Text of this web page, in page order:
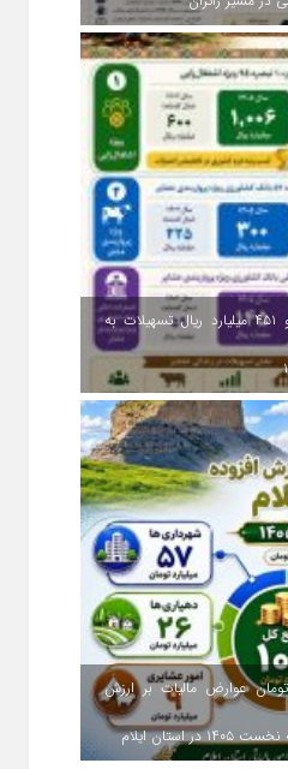
اختصاص بیش از یک هزار و ۴۵۱ میلیارد ریال تسهیلات به
۱۰۷ میلیارد تومان عوارض مالیات بر ارزش
ایلام